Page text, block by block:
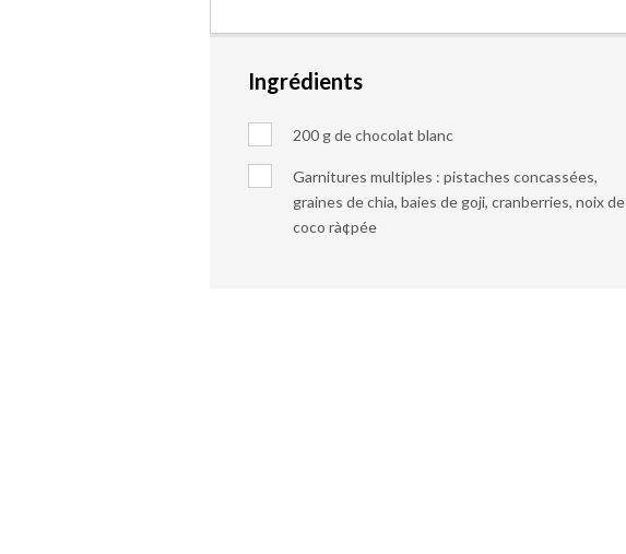
Ingrédients
200 g de chocolat blanc
Garnitures multiples : pistaches concassées,
graines de chia, baies de goji, cranberries, noix de
coco rà¢pée